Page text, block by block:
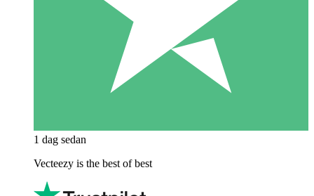
1 dag sedan
Vecteezy is the best of best